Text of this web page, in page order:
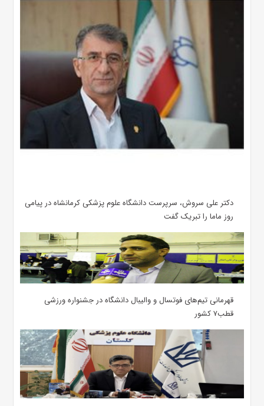
دکتر علی سروش، سرپرست دانشگاه علوم پزشکی کرمانشاه در پیامی
روز ماما را تبریک گفت
قهرمانی تیم‌های فوتسال و والیبال دانشگاه در جشنواره ورزشی
قطب۷ کشور